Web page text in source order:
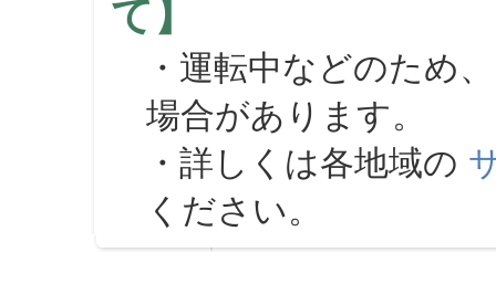
て】
・運転中などのため
場合があります。
・詳しくは各地域の
ください。